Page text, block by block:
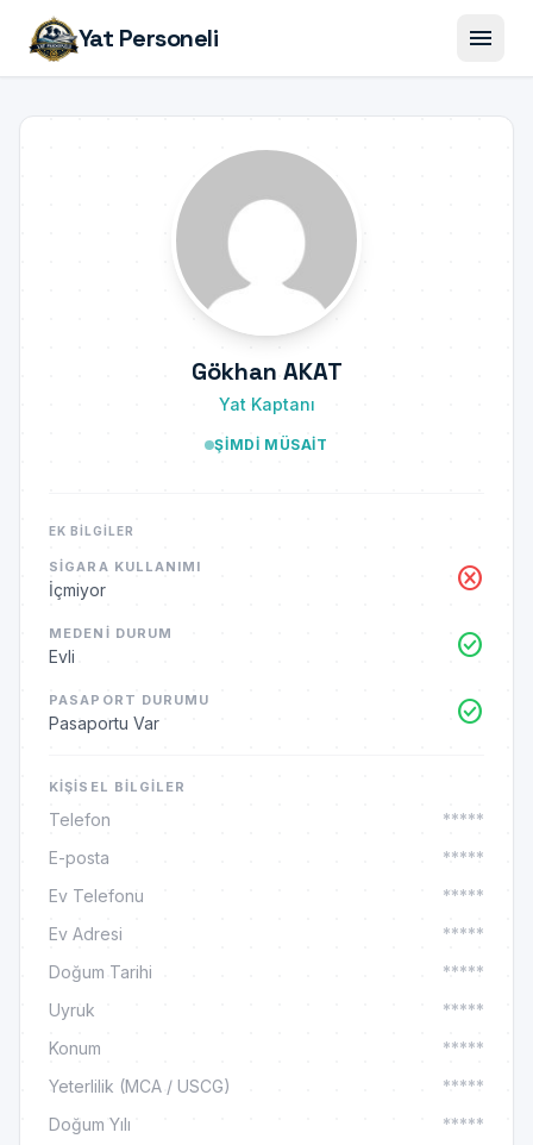
Yat Personeli menu
Gökhan AKAT
Yat Kaptanı
ŞIMDI MÜSAIT
EK BILGILER
SIGARA KULLANIMI
İçmiyor cancel
MEDENI DURUM
Evli check_circle
PASAPORT DURUMU
Pasaportu Var check_circle
KIŞISEL BILGILER
Telefon
*****
E-posta
*****
Ev Telefonu
*****
Ev Adresi
*****
Doğum Tarihi
*****
Uyruk
*****
Konum
*****
Yeterlilik (MCA / USCG)
*****
Doğum Yılı
*****